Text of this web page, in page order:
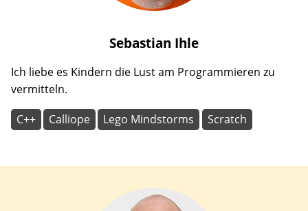
Sebastian Ihle
Ich liebe es Kindern die Lust am Programmieren zu
vermitteln.
C++ Calliope Lego Mindstorms Scratch